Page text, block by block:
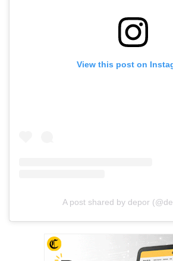
View this post on
A post shared by depor